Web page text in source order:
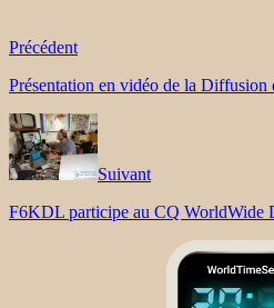
Précédent
Présentation en vidéo de la
Suivant
F6KDL participe au CQ WorldWide